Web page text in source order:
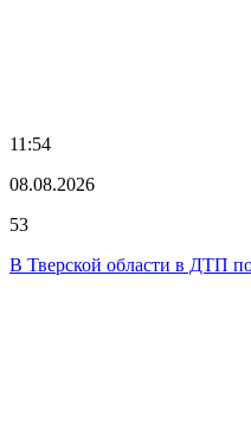
11:54
08.08.2026
53
В Тверской области в ДТП